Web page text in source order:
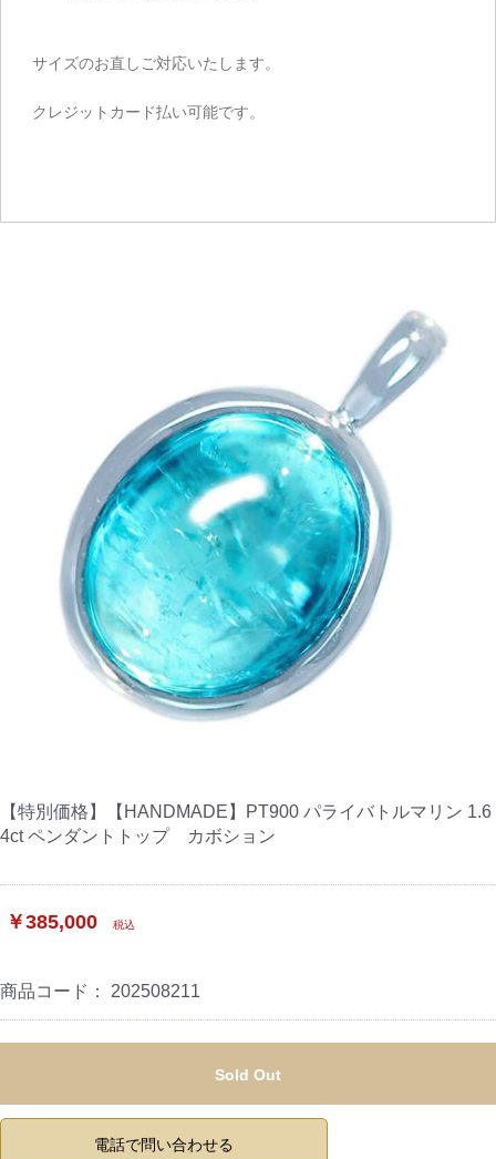
サイズのお直しご対応いたします。
クレジットカード払い可能です。
【特別価格】【HANDMADE】PT900 パライバトルマリン 1.6
4ct ペンダントトップ カボション
￥385,000 税込
商品コード： 202508211
Sold Out
電話で問い合わせる